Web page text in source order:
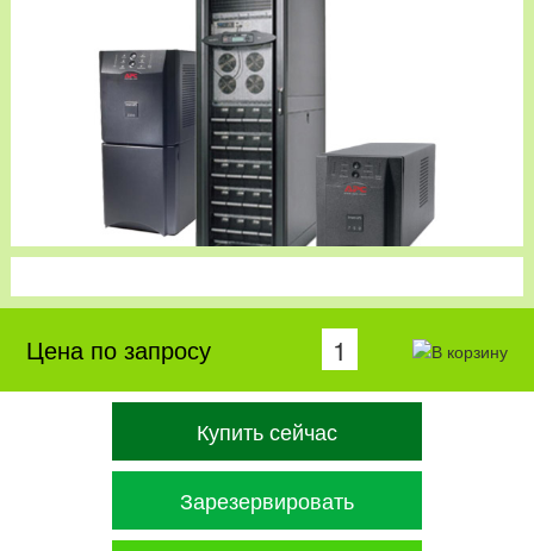
Цена по запросу
Купить сейчас
Зарезервировать